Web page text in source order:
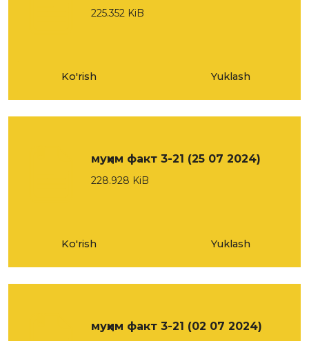
225.352 KiB
Ko'rish Yuklash
муҳим факт 3-21 (25 07 2024)
228.928 KiB
Ko'rish Yuklash
муҳим факт 3-21 (02 07 2024)